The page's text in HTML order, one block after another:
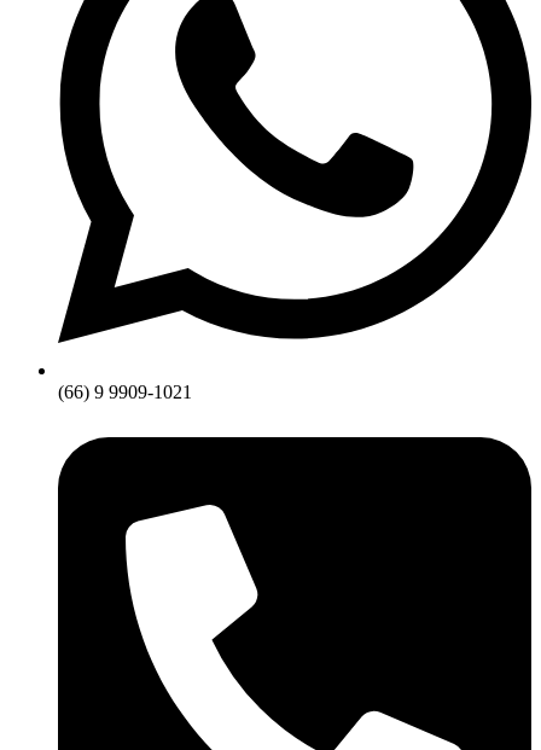
(66) 9 9909-1021